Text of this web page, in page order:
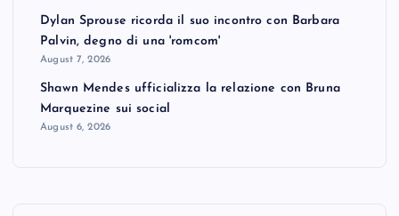
Dylan Sprouse ricorda il suo incontro con Barbara
Palvin, degno di una 'romcom'
August 7, 2026
Shawn Mendes ufficializza la relazione con Bruna
Marquezine sui social
August 6, 2026